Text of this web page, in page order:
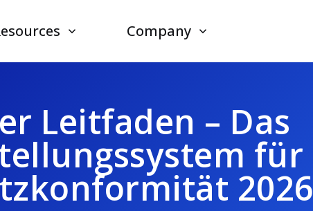
Company
Leitfaden – Das
für
2026